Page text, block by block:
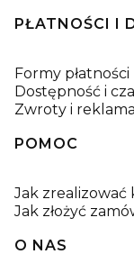
PŁATNOŚCI I
Formy płatności
Dostępność i
Zwroty i
POMOC
Jak
Jak złożyć
O NAS